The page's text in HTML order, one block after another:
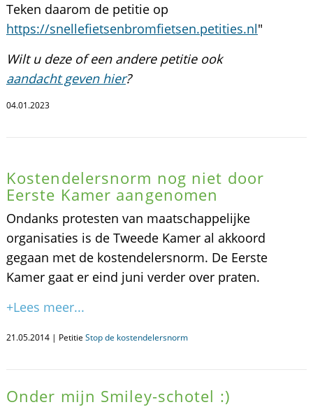
Teken daarom de petitie op
https://snellefietsenbromfietsen.petities.nl"
Wilt u deze of een andere petitie ook
aandacht geven hier?
04.01.2023
Kostendelersnorm nog niet door
Eerste Kamer aangenomen
Ondanks protesten van maatschappelijke
organisaties is de Tweede Kamer al akkoord
gegaan met de kostendelersnorm. De Eerste
Kamer gaat er eind juni verder over praten.
+Lees meer...
21.05.2014 | Petitie Stop de kostendelersnorm
Onder mijn Smiley-schotel :)